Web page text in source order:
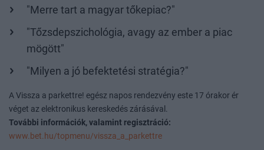
"Merre tart a magyar tőkepiac?"
"Tőzsdepszichológia, avagy az ember a piac
mögött"
"Milyen a jó befektetési stratégia?"
A Vissza a parkettre! egész napos rendezvény este 17 órakor ér
véget az elektronikus kereskedés zárásával.
További információk, valamint regisztráció:
www.bet.hu/topmenu/vissza_a_parkettre